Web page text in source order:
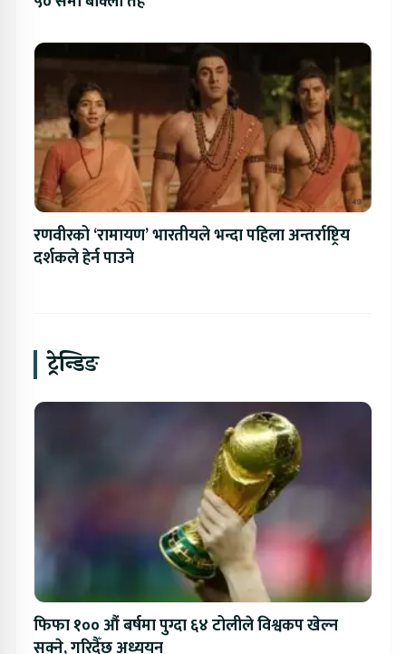
रणवीरको ‘रामायण’ भारतीयले भन्दा पहिला अन्तर्राष्ट्रिय
दर्शकले हेर्न पाउने
ट्रेन्डिङ
फिफा १०० औं बर्षमा पुग्दा ६४ टोलीले विश्वकप खेल्न
सक्ने, गरिदैँछ अध्ययन्